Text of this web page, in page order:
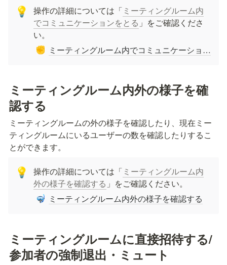
💡 操作の詳細については「 ミーティングルーム内
でコミュニケーションをとる 」をご確認くださ
い。
✊ ミーティングルーム内でコミュニケーションをとる
ミーティングルーム内外の様子を確
認する
ミーティングルームの外の様子を確認したり、現在ミー
ティングルームにいるユーザーの数を確認したりするこ
とができます。
💡 操作の詳細については「 ミーティングルーム内
外の様子を確認する 」をご確認ください。
🤿 ミーティングルーム内外の様子を確認する
ミーティングルームに直接招待する/
参加者の強制退出・ミュート